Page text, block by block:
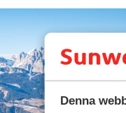
Denna
ett mer
du räkna med en
Sunweb
själv-skidresor till